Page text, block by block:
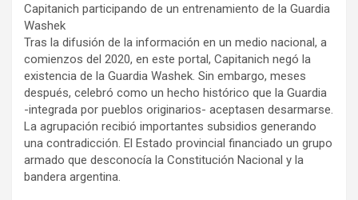
Capitanich participando de un entrenamiento de la Guardia
Washek
Tras la difusión de la información en un medio nacional, a
comienzos del 2020, en este portal, Capitanich negó la
existencia de la Guardia Washek. Sin embargo, meses
después, celebró como un hecho histórico que la Guardia
-integrada por pueblos originarios- aceptasen desarmarse.
La agrupación recibió importantes subsidios generando
una contradicción. El Estado provincial financiado un grupo
armado que desconocía la Constitución Nacional y la
bandera argentina.